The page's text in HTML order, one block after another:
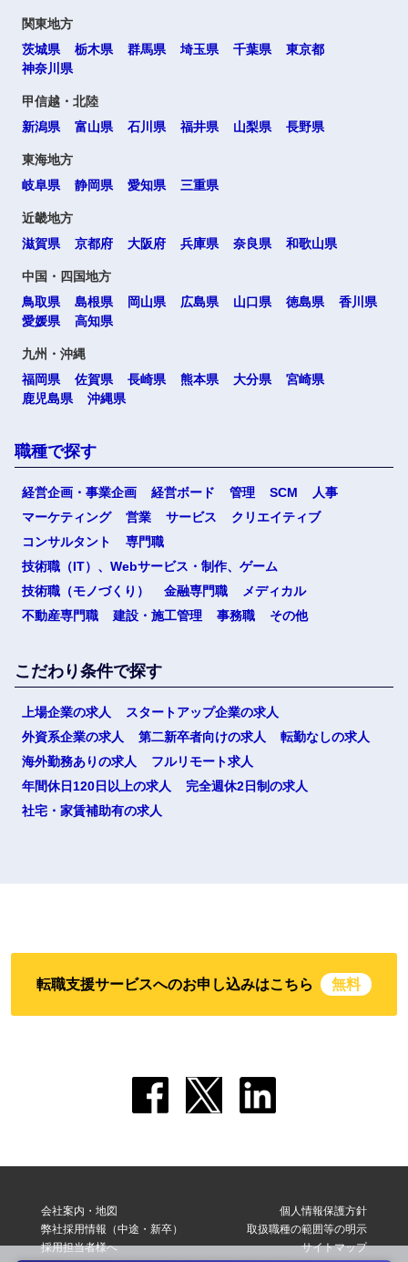
関東地方
茨城県
栃木県 群馬県 埼玉県 千葉県
東京都
神奈川県
甲信越・北陸
新潟県
富山県 石川県 福井県 山梨県 長野県
東海地方
岐阜県
静岡県 愛知県 三重県
近畿地方
滋賀県
京都府 大阪府 兵庫県 奈良県 和歌山県
中国・四国地方
鳥取県
島根県 岡山県 広島県 山口県 徳島県
香川県
愛媛県
高知県
九州・沖縄
福岡県
佐賀県 長崎県 熊本県 大分県
宮崎県
鹿児島県
沖縄県
職種で探す
経営企画・事業企画 経営ボード 管理 SCM
人事
マーケティング
営業 サービス
クリエイティブ
コンサルタント
専門職
技術職（IT）、Webサービス・制作、ゲーム
技術職（モノづくり）
金融専門職
メディカル
不動産専門職
建設・施工管理 事務職 その他
こだわり条件で探す
上場企業の求人
スタートアップ企業の求人
外資系企業の求人
第二新卒者向けの求人
転勤なしの求人
海外勤務ありの求人
フルリモート求人
年間休日120日以上の求人
完全週休2日制の求人
社宅・家賃補助有の求人
転職支援サービスへのお申し込みはこちら 無料
会社案内・地図
弊社採用情報（中途・新卒）
採用担当者様へ
個人情報保護方針
取扱職種の範囲等の明示
サイトマップ